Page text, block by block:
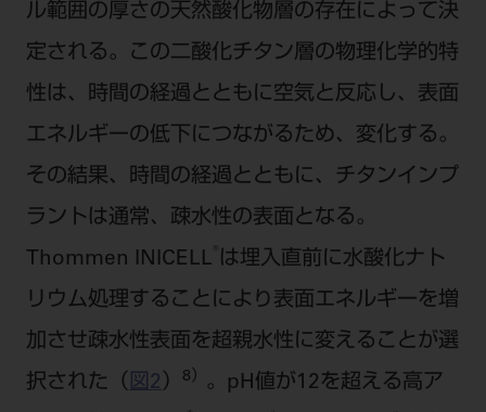
ル範囲の厚さの天然酸化物層の存在によって決
定される。この二酸化チタン層の物理化学的特
性は、時間の経過とともに空気と反応し、表面
エネルギーの低下につながるため、変化する。
その結果、時間の経過とともに、チタンインプ
ラントは通常、疎水性の表面となる。
Thommen INICELL
は埋入直前に水酸化ナト
リウム処理することにより表面エネルギーを増
加させ疎水性表面を超親水性に変えることが選
択された（ 図2 ） 8）
。pH値が12を超える高ア